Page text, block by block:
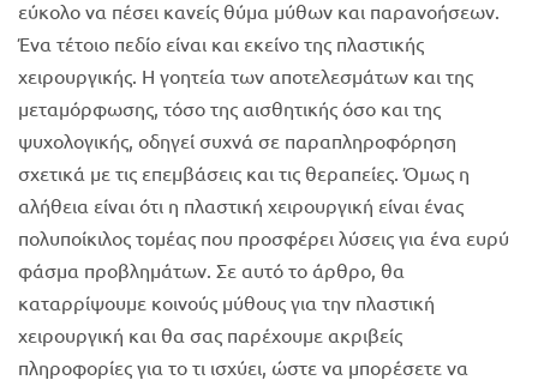
εύκολο να πέσει κανείς θύμα μύθων και παρανοήσεων.
Ένα τέτοιο πεδίο είναι και εκείνο της πλαστικής
χειρουργικής. Η γοητεία των αποτελεσμάτων και της
μεταμόρφωσης, τόσο της αισθητικής όσο και της
ψυχολογικής, οδηγεί συχνά σε παραπληροφόρηση
σχετικά με τις επεμβάσεις και τις θεραπείες. Όμως η
αλήθεια είναι ότι η πλαστική χειρουργική είναι ένας
πολυποίκιλος τομέας που προσφέρει λύσεις για ένα ευρύ
φάσμα προβλημάτων. Σε αυτό το άρθρο, θα
καταρρίψουμε κοινούς μύθους για την πλαστική
χειρουργική και θα σας παρέχουμε ακριβείς
πληροφορίες για το τι ισχύει, ώστε να μπορέσετε να